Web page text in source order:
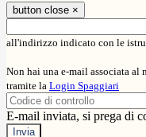
button close ×
all'indirizzo indicato con le
Non hai una e-mail associata al
tramite la Login Spaggiari
E-mail inviata, si prega di